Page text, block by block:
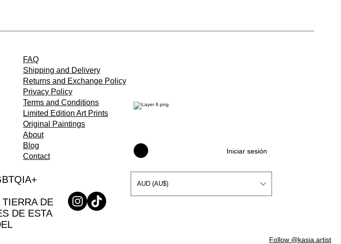
Follow @kasia.artist
DE
DE ESTA
FAQ
Shipping and Delivery
Returns and Exchange Policy
Privacy Policy
Terms and Conditions
Limited Edition Art Prints
Original Paintings
About
Blog
Contact
AUD (AU$)
Iniciar sesión